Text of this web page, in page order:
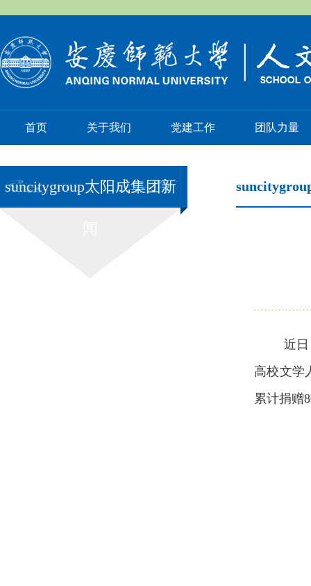
首页 关于我们 党建工作 团队力量
suncitygroup太阳成集团新
近
高校文学
累计捐赠